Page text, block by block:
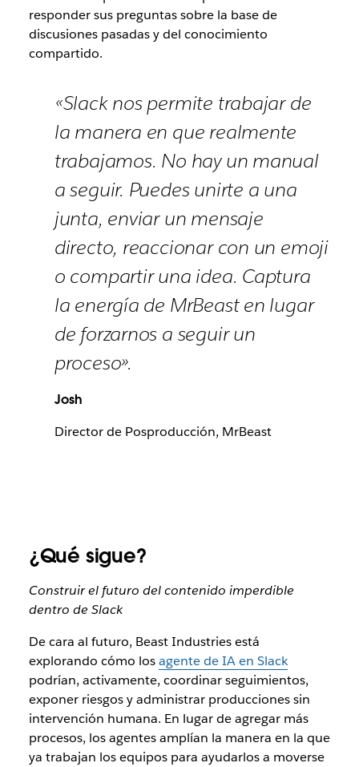
responder sus preguntas sobre la base de
discusiones pasadas y del conocimiento
compartido.
«Slack nos permite trabajar de
la manera en que realmente
trabajamos. No hay un manual
a seguir. Puedes unirte a una
junta, enviar un mensaje
directo, reaccionar con un emoji
o compartir una idea. Captura
la energía de MrBeast en lugar
de forzarnos a seguir un
proceso».
Josh
Director de Posproducción, MrBeast
¿Qué sigue?
Construir el futuro del contenido imperdible
dentro de Slack
De cara al futuro, Beast Industries está
explorando cómo losagente de IA en Slack
podrían, activamente, coordinar seguimientos,
exponer riesgos y administrar producciones sin
intervención humana. En lugar de agregar más
procesos, los agentes amplían la manera en la que
ya trabajan los equipos para ayudarlos a moverse